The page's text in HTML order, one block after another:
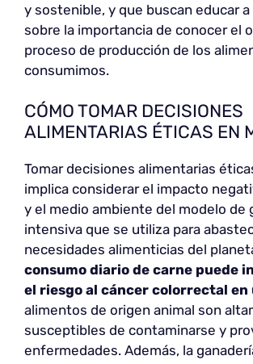
y sostenible, y que buscan educar
sobre la importancia de conocer el
proceso de producción de los
consumimos.
CÓMO TOMAR DECISIONES
ALIMENTARIAS ÉTICAS EN
Tomar decisiones alimentarias
implica considerar el impacto
y el medio ambiente del modelo de
intensiva que se utiliza para
necesidades alimenticias del
consumo diario de carne puede
el riesgo al cáncer colorrectal en
alimentos de origen animal son
susceptibles de contaminarse y
enfermedades. Además, la